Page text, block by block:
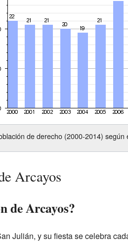
de derecho (2000-2014) según
Arcayos
de Arcayos?
Julián, y su fiesta se celebra